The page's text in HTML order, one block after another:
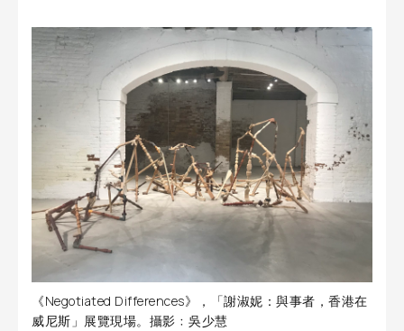
《Negotiated Differences》，「謝淑妮：與事者，香港在
威尼斯」展覽現場。攝影﹕吳少慧